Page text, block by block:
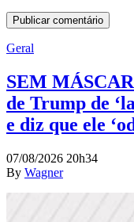
Geral
SEM
de Trump de
e diz que ele
07/08/2026 20h34
By Wagner